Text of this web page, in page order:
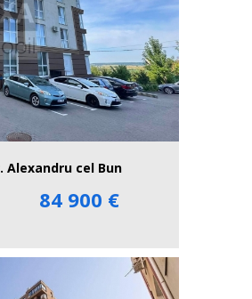
Alexandru cel Bun
84 900 €